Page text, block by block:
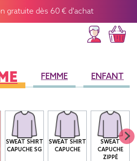
gratuite dès 60 € d'achat
FEMME ENFANT
SWEAT SHIRT
CAPUCHE SG
SWEAT SHIRT
CAPUCHE
SWEAT
CAPUCHE
ZIPPÉ